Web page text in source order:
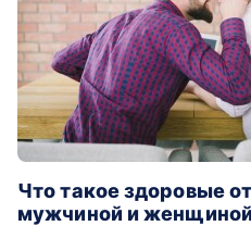
Что такое здоровые
мужчиной и женщиной